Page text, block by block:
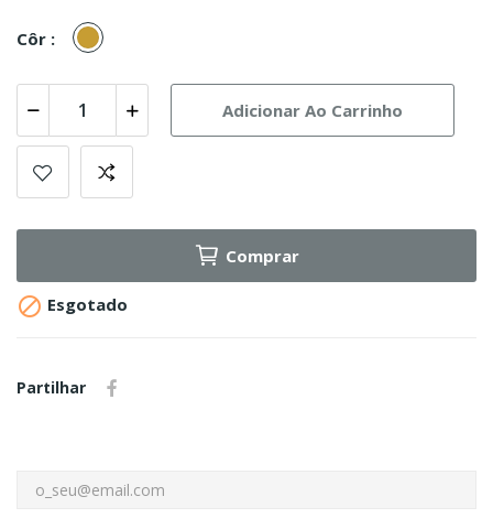
Côr : Coyote
Adicionar Ao Carrinho
Comprar
 Esgotado
Partilhar